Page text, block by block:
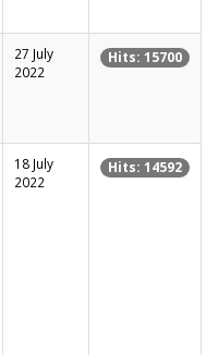
27 July
2022
Hits: 15700
18 July
2022
Hits: 14592